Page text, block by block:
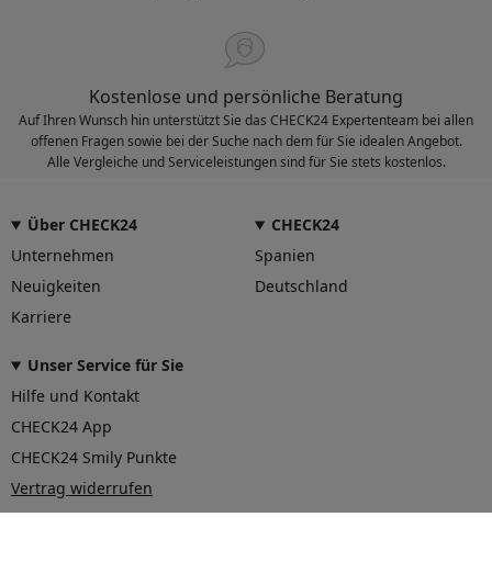
Kostenlose und persönliche Beratung
Auf Ihren Wunsch hin unterstützt Sie das CHECK24 Expertenteam bei allen
offenen Fragen sowie bei der Suche nach dem für Sie idealen Angebot.
Alle Vergleiche und Serviceleistungen sind für Sie stets kostenlos.
Über CHECK24
Unternehmen
Neuigkeiten
Karriere
CHECK24
Spanien
Deutschland
Unser Service für Sie
Hilfe und Kontakt
CHECK24 App
CHECK24 Smily Punkte
Vertrag widerrufen